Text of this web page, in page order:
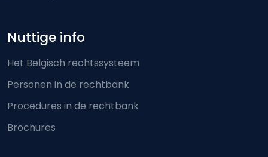
Nuttige info
Het Belgisch rechtssysteem
Personen in de rechtbank
Procedures in de rechtbank
Brochures